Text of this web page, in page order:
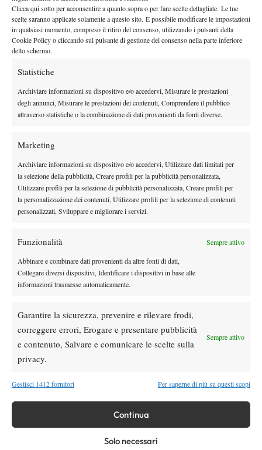
Clicca qui sotto per acconsentire a quanto sopra o per fare scelte dettagliate. Le tue
scelte saranno applicate solamente a questo sito. È possibile modificare le impostazioni
in qualsiasi momento, compreso il ritiro del consenso, utilizzando i pulsanti della
Cookie Policy o cliccando sul pulsante di gestione del consenso nella parte inferiore
dello schermo.
Statistiche
Archiviare informazioni su dispositivo e/o accedervi, Misurare le prestazioni
degli annunci, Misurare le prestazioni dei contenuti, Comprendere il pubblico
attraverso statistiche o la combinazione di dati provenienti da fonti diverse.
Marketing
Archiviare informazioni su dispositivo e/o accedervi, Utilizzare dati limitati per
la selezione della pubblicità, Creare profili per la pubblicità personalizzata,
Utilizzare profili per la selezione di pubblicità personalizzata, Creare profili per
la personalizzazione dei contenuti, Utilizzare profili per la selezione di contenuti
personalizzati, Sviluppare e migliorare i servizi.
Funzionalità Sempre attivo
Abbinare e combinare dati provenienti da altre fonti di dati,
Collegare diversi dispositivi, Identificare i dispositivi in base alle
informazioni trasmesse automaticamente.
Garantire la sicurezza, prevenire e rilevare frodi,
correggere errori, Erogare e presentare pubblicità
e contenuto, Salvare e comunicare le scelte sulla
privacy.
Sempre attivo
Gestisci 1412 fornitori Per saperne di più su questi scopi
Continua
Solo necessari
riuscivo ad esprimermi come volevo, ma devo ringraziare tutti
quelli che mi sono stati vicini”.
C’è fatica ma anche fiducia
a crescere dopo le ottime prestazioni tra Cagliari e Internazionali:
“Sono arrivato qui con l’idea di giocare tanti match e di
piano mi sentivo sempre meglio e ho giocato e vinto con
avversari molto forti. Sicuramente c’è un po’ di stanchezza, ma
sto ritrovando fiducia”.
DI TENDENZA
Atp News
ATP 500 Washington 2026, Musetti ko ai
wild card: c’è Draper